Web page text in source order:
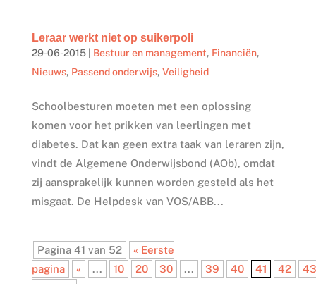
Leraar werkt niet op suikerpoli
29-06-2015| Bestuur en management, Financiën,
Nieuws, Passend onderwijs, Veiligheid
Schoolbesturen moeten met een oplossing
komen voor het prikken van leerlingen met
diabetes. Dat kan geen extra taak van leraren zijn,
vindt de Algemene Onderwijsbond (AOb), omdat
zij aansprakelijk kunnen worden gesteld als het
misgaat. De Helpdesk van VOS/ABB...
Pagina 41 van 52
« Eerste
pagina
« ... 10 20 30 ... 39 40 41 42
43